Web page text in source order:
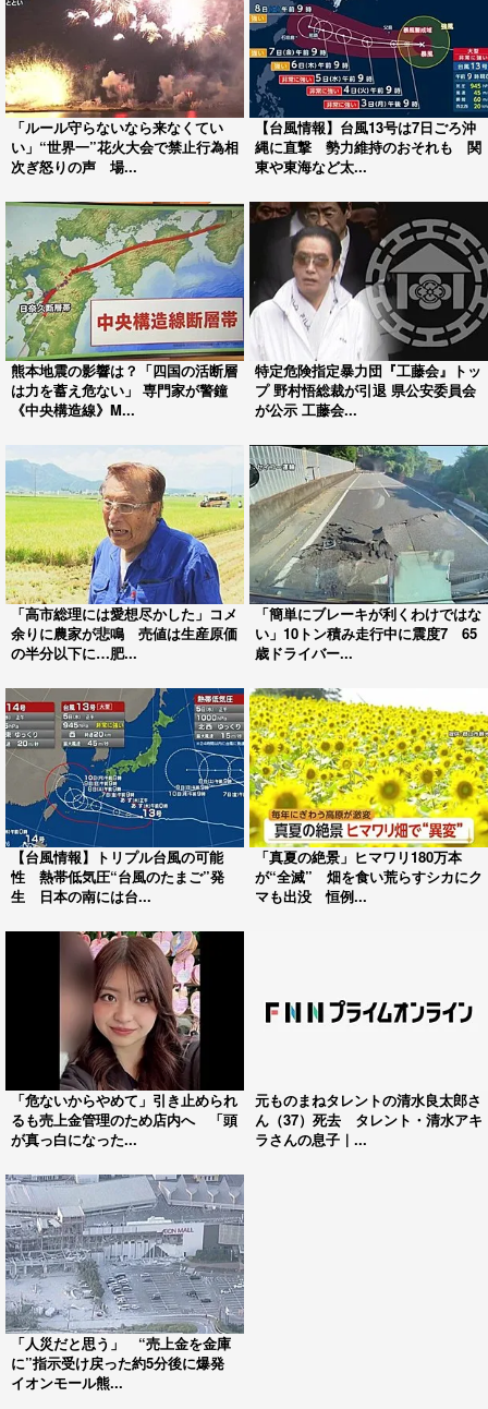
「ルール守らないなら来なくてい
い」“世界一”花火大会で禁止行為相
次ぎ怒りの声 場...
【台風情報】台風13号は7日ごろ沖
縄に直撃 勢力維持のおそれも 関
東や東海など太...
熊本地震の影響は？「四国の活断層
は力を蓄え危ない」 専門家が警鐘
《中央構造線》M...
特定危険指定暴力団『工藤会』トッ
プ 野村悟総裁が引退 県公安委員会
が公示 工藤会...
「高市総理には愛想尽かした」コメ
余りに農家が悲鳴 売値は生産原価
の半分以下に…肥...
「簡単にブレーキが利くわけではな
い」10トン積み走行中に震度7 65
歳ドライバー...
【台風情報】トリプル台風の可能
性 熱帯低気圧“台風のたまご”発
生 日本の南には台...
「真夏の絶景」ヒマワリ180万本
が“全滅” 畑を食い荒らすシカにク
マも出没 恒例...
「危ないからやめて」引き止められ
るも売上金管理のため店内へ 「頭
が真っ白になった...
元ものまねタレントの清水良太郎さ
ん（37）死去 タレント・清水アキ
ラさんの息子｜...
「人災だと思う」 “売上金を金庫
に”指示受け戻った約5分後に爆発
イオンモール熊...